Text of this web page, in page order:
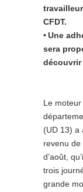
CFDT.
• Une
sera
découvrir
Le moteur
(UD 13) a
revenu
d’août,
trois
grande